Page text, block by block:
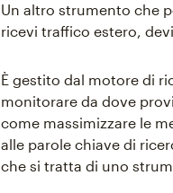
Un altro strumento che
ricevi traffico estero,
È gestito dal motore di
monitorare da dove
come massimizzare le
alle parole chiave di
che si tratta di uno